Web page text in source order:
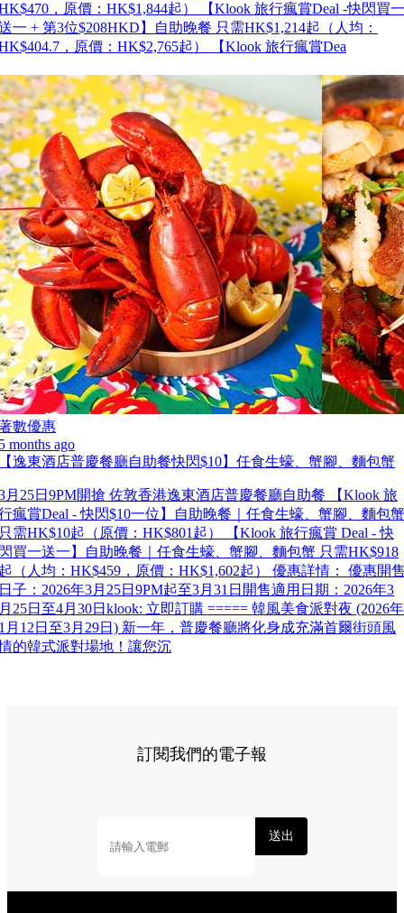
，原價：HK$1,844起） 【Klook 旅行瘋賞Deal -快閃買一
一 + 第3位$208HKD】自助晚餐 只需HK$1,214起（人均：
，原價：HK$2,765起） 【Klook 旅行瘋賞Dea
數優惠
months ago
逸東酒店普慶餐廳自助餐快閃$10】任食生蠔、蟹腳、麵包蟹
月25日9PM開搶 佐敦香港逸東酒店普慶餐廳自助餐 【Klook 旅
瘋賞Deal - 快閃$10一位】自助晚餐｜任食生蠔、蟹腳、麵包蟹
需HK$10起（原價：HK$801起） 【Klook 旅行瘋賞 Deal - 快
買一送一】自助晚餐｜任食生蠔、蟹腳、麵包蟹 只需HK$918
（人均：HK$459，原價：HK$1,602起） 優惠詳情： 優惠開
子：2026年3月25日9PM起至3月31日開售適用日期：2026年3
25日至4月30日klook: 立即訂購 ===== 韓風美食派對夜 (2026年
月12日至3月29日) 新一年，普慶餐廳將化身成充滿首爾街頭風
的韓式派對場地！讓您沉
訂閱我們的電子報
送出